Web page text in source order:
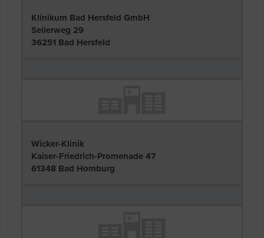
Klinikum Bad Hersfeld GmbH
Seilerweg 29
36251 Bad Hersfeld
Wicker-Klinik
Kaiser-Friedrich-Promenade 47
61348 Bad Homburg